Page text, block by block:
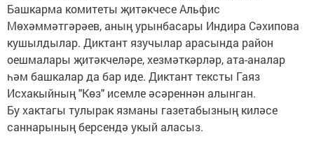
Башкарма комитеты җитәкчесе Альфис
Мөхәммәтгәрәев, аның урынбасары Индира Сәхипова
кушылдылар. Диктант язучылар арасында район
оешмалары җитәкчеләре, хезмәткәрләр, ата-аналар
һәм башкалар да бар иде. Диктант тексты Гаяз
Исхакыйның "Көз" исемле әсәреннән алынган.
Бу хактагы тулырак язманы газетабызның киләсе
саннарының берсендә укый аласыз.